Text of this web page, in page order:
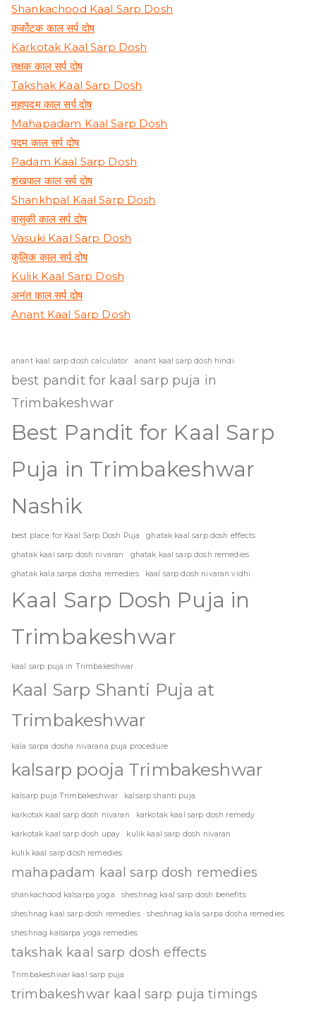
Shankachood Kaal Sarp Dosh
कर्कोटक काल सर्प दोष
Karkotak Kaal Sarp Dosh
तक्षक काल सर्प दोष
Takshak Kaal Sarp Dosh
महापदम काल सर्प दोष
Mahapadam Kaal Sarp Dosh
पदम काल सर्प दोष
Padam Kaal Sarp Dosh
शंखपाल काल सर्प दोष
Shankhpal Kaal Sarp Dosh
वासुकी काल सर्प दोष
Vasuki Kaal Sarp Dosh
कुलिक काल सर्प दोष
Kulik Kaal Sarp Dosh
अनंत काल सर्प दोष
Anant Kaal Sarp Dosh
anant kaal sarp dosh calculator anant kaal sarp dosh hindi
best pandit for kaal sarp puja in
Trimbakeshwar
Best Pandit for Kaal Sarp
Puja in Trimbakeshwar
Nashik
best place for Kaal Sarp Dosh Puja ghatak kaal sarp dosh effects
ghatak kaal sarp dosh nivaran ghatak kaal sarp dosh remedies
ghatak kala sarpa dosha remedies kaal sarp dosh nivaran vidhi
Kaal Sarp Dosh Puja in
Trimbakeshwar
kaal sarp puja in Trimbakeshwar
Kaal Sarp Shanti Puja at
Trimbakeshwar
kala sarpa dosha nivarana puja procedure
kalsarp pooja Trimbakeshwar
kalsarp puja Trimbakeshwar kalsarp shanti puja
karkotak kaal sarp dosh nivaran karkotak kaal sarp dosh remedy
karkotak kaal sarp dosh upay kulik kaal sarp dosh nivaran
kulik kaal sarp dosh remedies
mahapadam kaal sarp dosh remedies
shankachood kalsarpa yoga sheshnag kaal sarp dosh benefits
sheshnag kaal sarp dosh remedies sheshnag kala sarpa dosha remedies
sheshnag kalsarpa yoga remedies
takshak kaal sarp dosh effects
Trimbakeshwar kaal sarp puja
trimbakeshwar kaal sarp puja timings